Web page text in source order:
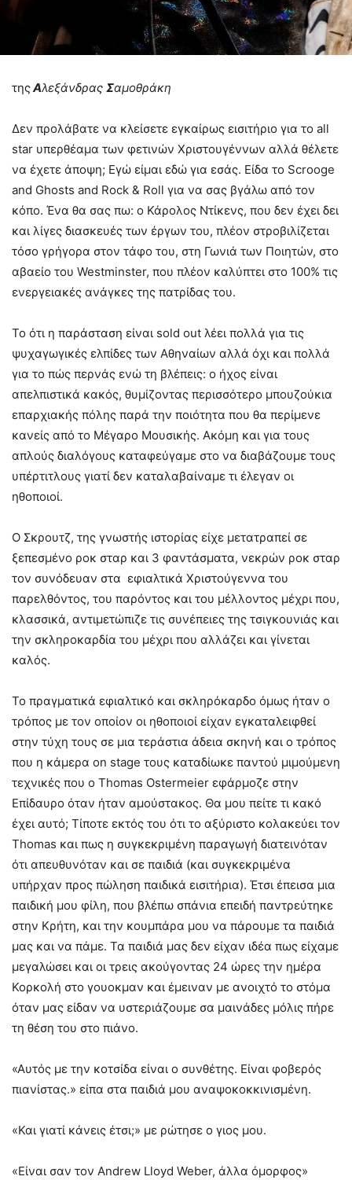
τηςΑλεξάνδρας Σαμοθράκη
Δεν προλάβατε να κλείσετε εγκαίρως εισιτήριο για το all
star υπερθέαμα των φετινών Χριστουγέννων αλλά θέλετε
να έχετε άποψη; Εγώ είμαι εδώ για εσάς. Είδα το Scrooge
and Ghosts and Rock & Roll για να σας βγάλω από τον
κόπο. Ένα θα σας πω: ο Κάρολος Ντίκενς, που δεν έχει δει
και λίγες διασκευές των έργων του, πλέον στροβιλίζεται
τόσο γρήγορα στον τάφο του, στη Γωνιά των Ποιητών, στο
αβαείο του Westminster, που πλέον καλύπτει στο 100% τις
ενεργειακές ανάγκες της πατρίδας του.
Το ότι η παράσταση είναι sold out λέει πολλά για τις
ψυχαγωγικές ελπίδες των Αθηναίων αλλά όχι και πολλά
για το πώς περνάς ενώ τη βλέπεις: ο ήχος είναι
απελπιστικά κακός, θυμίζοντας περισσότερο μπουζούκια
επαρχιακής πόλης παρά την ποιότητα που θα περίμενε
κανείς από το Μέγαρο Μουσικής. Ακόμη και για τους
απλούς διαλόγους καταφεύγαμε στο να διαβάζουμε τους
υπέρτιτλους γιατί δεν καταλαβαίναμε τι έλεγαν οι
ηθοποιοί.
Ο Σκρουτζ, της γνωστής ιστορίας είχε μετατραπεί σε
ξεπεσμένο ροκ σταρ και 3 φαντάσματα, νεκρών ροκ σταρ
τον συνόδευαν στα εφιαλτικά Χριστούγεννα του
παρελθόντος, του παρόντος και του μέλλοντος μέχρι που,
κλασσικά, αντιμετώπιζε τις συνέπειες της τσιγκουνιάς και
την σκληροκαρδία του μέχρι που αλλάζει και γίνεται
καλός.
Το πραγματικά εφιαλτικό και σκληρόκαρδο όμως ήταν ο
τρόπος με τον οποίον οι ηθοποιοί είχαν εγκαταλειφθεί
στην τύχη τους σε μια τεράστια άδεια σκηνή και ο τρόπος
που η κάμερα on stage τους καταδίωκε παντού μιμούμενη
τεχνικές που ο Thomas Ostermeier εφάρμοζε στην
Επίδαυρο όταν ήταν αμούστακος. Θα μου πείτε τι κακό
έχει αυτό; Τίποτε εκτός του ότι το αξύριστο κολακεύει τον
Thomas και πως η συγκεκριμένη παραγωγή διατεινόταν
ότι απευθυνόταν και σε παιδιά (και συγκεκριμένα
υπήρχαν προς πώληση παιδικά εισιτήρια). Έτσι έπεισα μια
παιδική μου φίλη, που βλέπω σπάνια επειδή παντρεύτηκε
στην Κρήτη, και την κουμπάρα μου να πάρουμε τα παιδιά
μας και να πάμε. Τα παιδιά μας δεν είχαν ιδέα πως είχαμε
μεγαλώσει και οι τρεις ακούγοντας 24 ώρες την ημέρα
Κορκολή στο γουοκμαν και έμειναν με ανοιχτό το στόμα
όταν μας είδαν να υστεριάζουμε σα μαινάδες μόλις πήρε
τη θέση του στο πιάνο.
«Αυτός με την κοτσίδα είναι ο συνθέτης. Είναι φοβερός
πιανίστας.» είπα στα παιδιά μου αναψοκοκκινισμένη.
«Και γιατί κάνεις έτσι;» με ρώτησε ο γιος μου.
«Είναι σαν τον Andrew Lloyd Weber, άλλα όμορφος»